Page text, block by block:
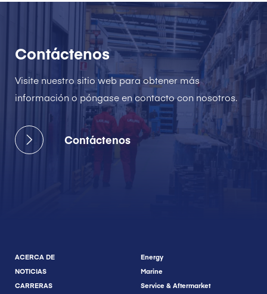
Contáctenos
Visite nuestro sitio web para obtener más
información o póngase en contacto con nosotros.
Contáctenos
ACERCA DE
NOTICIAS
CARRERAS
Energy
Marine
Service & Aftermarket